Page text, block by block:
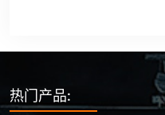
热门产品: